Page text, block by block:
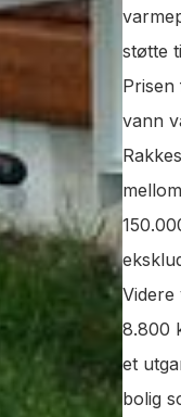
støtte
vann
Videre
8.800
et
bolig